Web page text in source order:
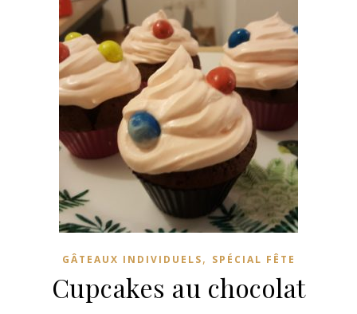
GÂTEAUX INDIVIDUELS, SPÉCIAL FÊTE
Cupcakes au chocolat